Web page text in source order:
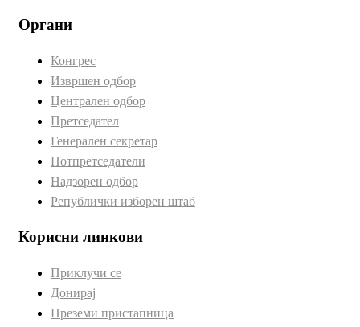
Органи
Конгрес
Извршен одбор
Централен одбор
Претседател
Генерален секретар
Потпретседатели
Надзорен одбор
Републички изборен штаб
Корисни линкови
Приклучи се
Донирај
Преземи пристапница